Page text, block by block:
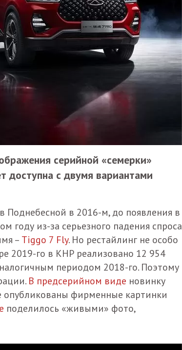
серийной «семерки»
доступна с двумя вариантами
Поднебесной в 2016-м, до появления в
году из-за серьезного падения спроса
– Tiggo 7 Fly. Но рестайлинг не особо
2019-го в КНР реализовано 12 954
периодом 2018-го. Поэтому
В предсерийном виде новинку
опубликованы фирменные картинки
поделилось «живыми» фото,